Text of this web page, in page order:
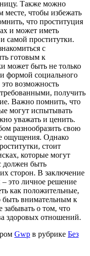
Также можно
месте, чтобы избежать
что проституция
и может иметь
самой проститутки.
с
готовым к
может быть не только
формой социального
возможность
получить
Важно помнить, что
могут испытывать
уважать и ценить.
разнообразить свою
ощущения. Однако
стоит
которые могут
должен быть
сторон. В заключение
– это личное решение
как положительные,
быть внимательным к
о том, что
здоровых отношений.
Gwp в рубрике Без